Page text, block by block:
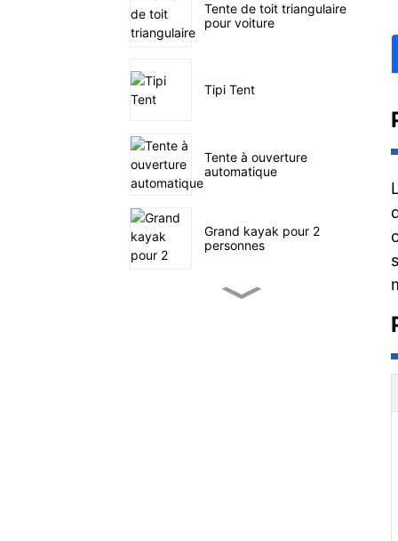
Tente de toit triangulaire
pour voiture
Tipi Tent
Tente à ouverture
automatique
Grand kayak pour 2
personnes